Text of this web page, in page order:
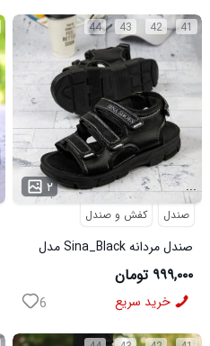
41
42
43
44
۲ ...
صندل کفش و صندل
صندل مردانه Sina_Black مدل
3973
۹۹۹,۰۰۰ تومان
خرید سریع 6